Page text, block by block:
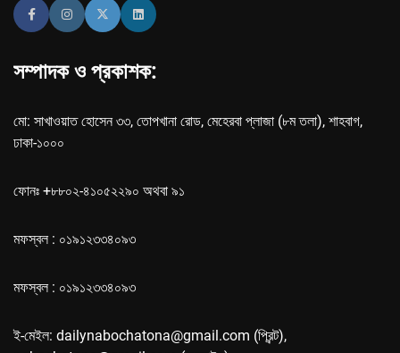
সম্পাদক ও প্রকাশক:
মো: সাখাওয়াত হোসেন ৩৩, তোপখানা রোড, মেহেরবা প্লাজা (৮ম তলা), শাহবাগ,
ঢাকা-১০০০
ফোনঃ +৮৮০২-৪১০৫২২৯০ অথবা ৯১
মফস্বল : ০১৯১২৩৩৪০৯৩
মফস্বল : ০১৯১২৩৩৪০৯৩
ই-মেইল: dailynabochatona@gmail.com (প্রিন্ট),